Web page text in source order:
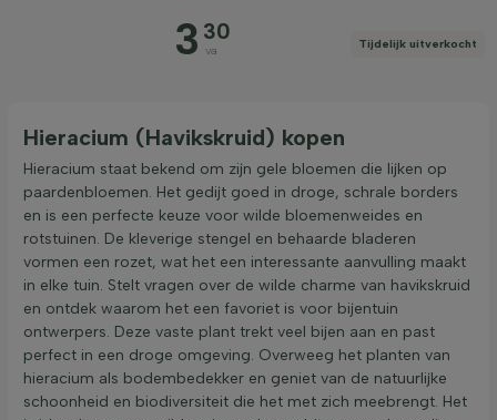
Filter toepassen
3 30
va
Tijdelijk uitverkocht
Hieracium (Havikskruid) kopen
Hieracium staat bekend om zijn gele bloemen die lijken op
paardenbloemen. Het gedijt goed in droge, schrale borders
en is een perfecte keuze voor wilde bloemenweides en
rotstuinen. De kleverige stengel en behaarde bladeren
vormen een rozet, wat het een interessante aanvulling maakt
in elke tuin. Stelt vragen over de wilde charme van havikskruid
en ontdek waarom het een favoriet is voor bijentuin
ontwerpers. Deze vaste plant trekt veel bijen aan en past
perfect in een droge omgeving. Overweeg het planten van
hieracium als bodembedekker en geniet van de natuurlijke
schoonheid en biodiversiteit die het met zich meebrengt. Het